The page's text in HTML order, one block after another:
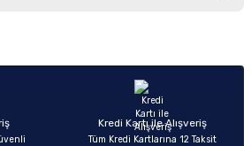
bilgiler bulunuyor.
bulunuyor.
ilk yorumu siz yapın!
Kredi Kartı ile Alışveriş
Tüm Kredi Kartlarına 12 Taksit